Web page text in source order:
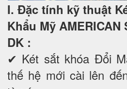
I. Đặc tính kỹ thuật
Khẩu Mỹ AMERICAN
DK :
✔ Két sắt khóa Đổi
thế hệ mới cài lên